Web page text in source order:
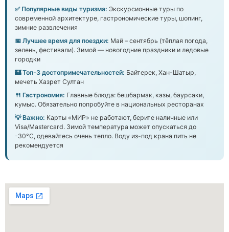
✅ Популярные виды туризма: Экскурсионные туры по
современной архитектуре, гастрономические туры, шопинг,
зимние развлечения
📅 Лучшее время для поездки: Май – сентябрь (тёплая погода,
зелень, фестивали). Зимой — новогодние праздники и ледовые
городки
🏰 Топ-3 достопримечательностей: Байтерек, Хан-Шатыр,
мечеть Хазрет Султан
🍴 Гастрономия: Главные блюда: бешбармак, казы, баурсаки,
кумыс. Обязательно попробуйте в национальных ресторанах
💡 Важно: Карты «МИР» не работают, берите наличные или
Visa/Mastercard. Зимой температура может опускаться до
-30°C, одевайтесь очень тепло. Воду из-под крана пить не
рекомендуется